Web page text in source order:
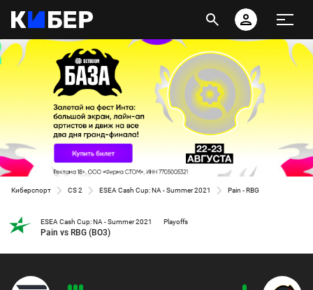
Киберспорт CS 2 ESEA Cash Cup: NA - Summer 2021 Pain - RBG
ESEA Cash Cup: NA - Summer 2021 Playoffs
Pain vs RBG (BO3)